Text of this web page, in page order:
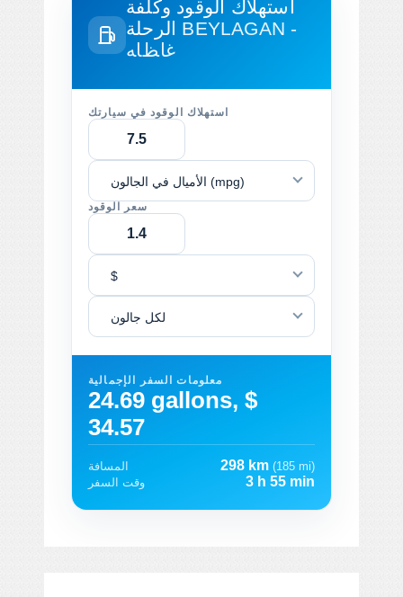
استهلاك الوقود وكلفة
BEYLAGAN -
ﻏﺎﻆﺎﻪ
استهلاك الوقود في سيارتك
الأميال في الجالون (mpg)
سعر الوقود
$
لكل جالون
معلومات السفر الإجمالية
24.69 gallons, $
34.57
المسافة 298 km (185 mi)
وقت السفر
3 h 55 min